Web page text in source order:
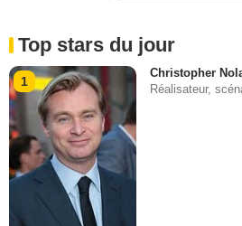
Top stars du jour
1
Christopher
Réalisateur,